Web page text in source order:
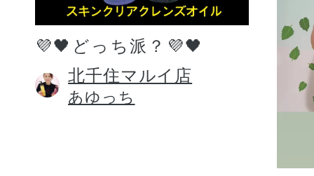
💜🖤どっち派？💜🖤
北千住マルイ店
あゆっち